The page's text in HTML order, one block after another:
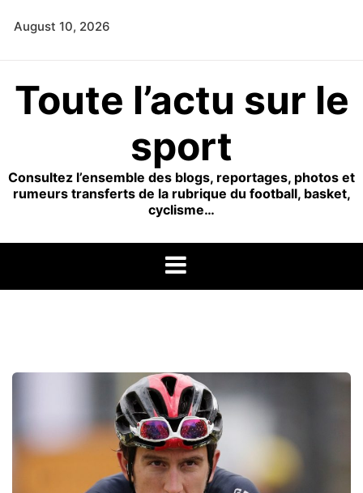
August 10, 2026
Toute l’actu sur le
sport
Consultez l’ensemble des blogs, reportages, photos et
rumeurs transferts de la rubrique du football, basket,
cyclisme…